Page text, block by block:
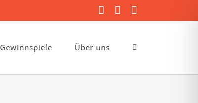
FacebookInstagram
Mail
Gewinnspiele Über uns